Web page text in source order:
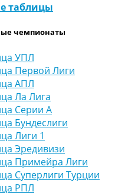
таблицы
чемпионаты
УПЛ
Первой Лиги
АПЛ
Ла Лига
Серии А
Бундеслиги
Лиги 1
Эредивизи
Примейра Лиги
Суперлиги Турции
РПЛ